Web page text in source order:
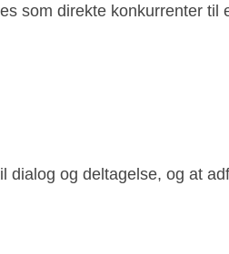
som direkte konkurrenter
dialog og deltagelse, og at